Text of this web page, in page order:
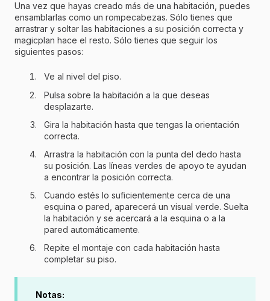
Una vez que hayas creado más de una habitación, puedes
ensamblarlas como un rompecabezas. Sólo tienes que
arrastrar y soltar las habitaciones a su posición correcta y
magicplan hace el resto. Sólo tienes que seguir los
siguientes pasos:
Ve al nivel del piso.
Pulsa sobre la habitación a la que deseas
desplazarte.
Gira la habitación hasta que tengas la orientación
correcta.
Arrastra la habitación con la punta del dedo hasta
su posición. Las líneas verdes de apoyo te ayudan
a encontrar la posición correcta.
Cuando estés lo suficientemente cerca de una
esquina o pared, aparecerá un visual verde. Suelta
la habitación y se acercará a la esquina o a la
pared automáticamente.
Repite el montaje con cada habitación hasta
completar su piso.
Notas: